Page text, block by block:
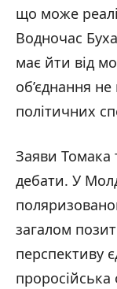
що може
Водночас
має йти від
об’єднання
політичних
Заяви Томака
дебати. У
загалом
перспективу
проросійська